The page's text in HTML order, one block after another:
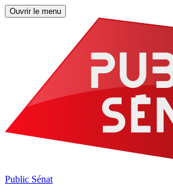
Ouvrir le menu
Public Sénat